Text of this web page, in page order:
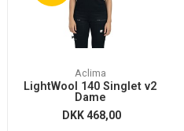
Aclima
LightWool 140 Singlet v2
Dame
DKK468,00